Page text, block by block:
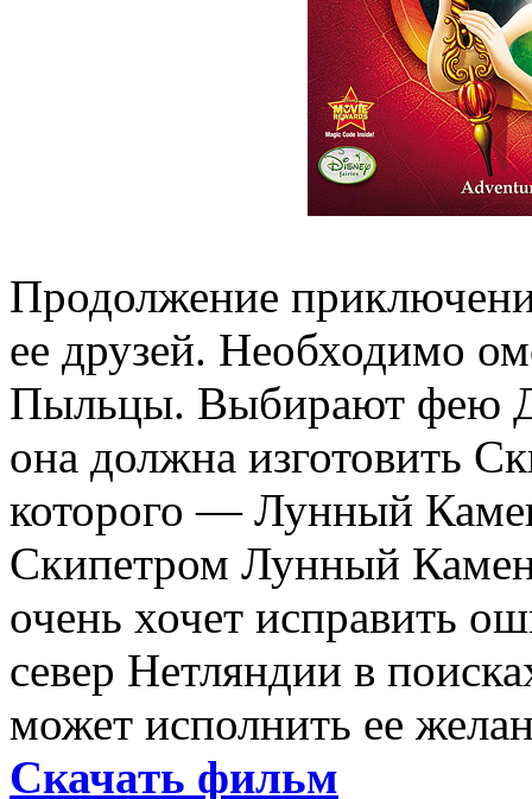
Продолжение
ее друзей. Необходимо
Пыльцы. Выбирают фею
она должна изготовить
которого — Лунный
Скипетром Лунный
очень хочет исправить
север Нетляндии в
может исполнить ее
Скачать фильм